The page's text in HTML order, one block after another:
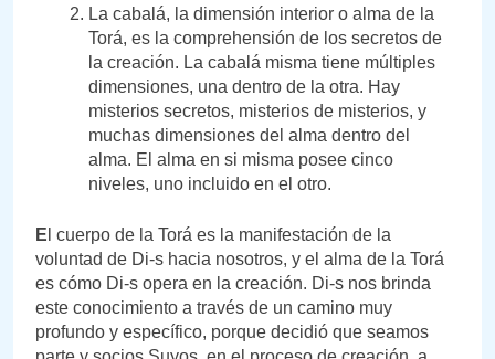
La cabalá, la dimensión interior o alma de la
Torá, es la comprehensión de los secretos de
la creación. La cabalá misma tiene múltiples
dimensiones, una dentro de la otra. Hay
misterios secretos, misterios de misterios, y
muchas dimensiones del alma dentro del
alma. El alma en si misma posee cinco
niveles, uno incluido en el otro.
E l cuerpo de la Torá es la manifestación de la
voluntad de Di-s hacia nosotros, y el alma de la Torá
es cómo Di-s opera en la creación. Di-s nos brinda
este conocimiento a través de un camino muy
profundo y específico, porque decidió que seamos